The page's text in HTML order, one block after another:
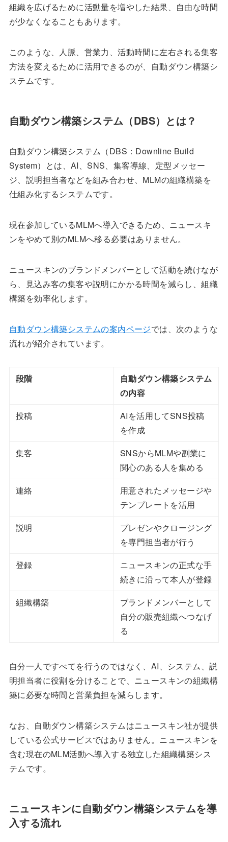
組織を広げるために活動量を増やした結果、自由な時間
が少なくなることもあります。
このような、人脈、営業力、活動時間に左右される集客
方法を変えるために活用できるのが、自動ダウン構築シ
ステムです。
自動ダウン構築システム（DBS）とは？
自動ダウン構築システム（DBS：Downline Build
System）とは、AI、SNS、集客導線、定型メッセー
ジ、説明担当者などを組み合わせ、MLMの組織構築を
仕組み化するシステムです。
現在参加しているMLMへ導入できるため、ニュースキ
ンをやめて別のMLMへ移る必要はありません。
ニュースキンのブランドメンバーとして活動を続けなが
ら、見込み客の集客や説明にかかる時間を減らし、組織
構築を効率化します。
自動ダウン構築システムの案内ページでは、次のような
流れが紹介されています。
段階
自動ダウン構築システム
の内容
投稿
AIを活用してSNS投稿
を作成
集客
SNSからMLMや副業に
関心のある人を集める
連絡
用意されたメッセージや
テンプレートを活用
説明
プレゼンやクロージング
を専門担当者が行う
登録
ニュースキンの正式な手
続きに沿って本人が登録
組織構築
ブランドメンバーとして
自分の販売組織へつなげ
る
自分一人ですべてを行うのではなく、AI、システム、説
明担当者に役割を分けることで、ニュースキンの組織構
築に必要な時間と営業負担を減らします。
なお、自動ダウン構築システムはニュースキン社が提供
している公式サービスではありません。ニュースキンを
含む現在のMLM活動へ導入する独立した組織構築シス
テムです。
ニュースキンに自動ダウン構築システムを導
入する流れ